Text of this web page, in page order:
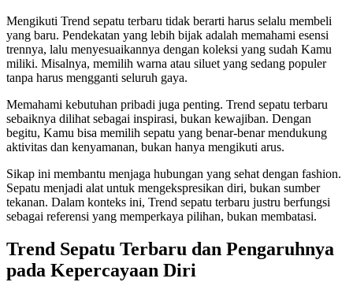
Mengikuti Trend sepatu terbaru tidak berarti harus selalu membeli
yang baru. Pendekatan yang lebih bijak adalah memahami esensi
trennya, lalu menyesuaikannya dengan koleksi yang sudah Kamu
miliki. Misalnya, memilih warna atau siluet yang sedang populer
tanpa harus mengganti seluruh gaya.
Memahami kebutuhan pribadi juga penting. Trend sepatu terbaru
sebaiknya dilihat sebagai inspirasi, bukan kewajiban. Dengan
begitu, Kamu bisa memilih sepatu yang benar-benar mendukung
aktivitas dan kenyamanan, bukan hanya mengikuti arus.
Sikap ini membantu menjaga hubungan yang sehat dengan fashion.
Sepatu menjadi alat untuk mengekspresikan diri, bukan sumber
tekanan. Dalam konteks ini, Trend sepatu terbaru justru berfungsi
sebagai referensi yang memperkaya pilihan, bukan membatasi.
Trend Sepatu Terbaru dan Pengaruhnya
pada Kepercayaan Diri